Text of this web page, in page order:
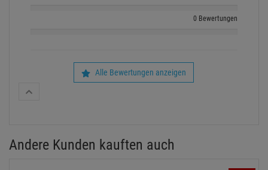
0 Bewertungen
Alle Bewertungen anzeigen
Andere Kunden kauften auch